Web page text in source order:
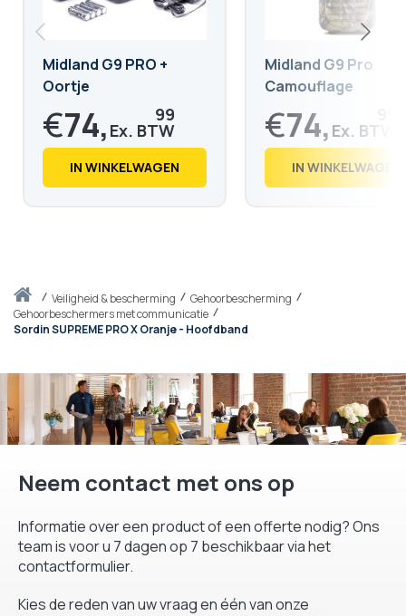
Thuisveiligheid & bescherming
Gehoorbescherming
Gehoorbeschermers met communicatie
Sordin SUPREME PRO X Oranje - Hoofdband
Midland G9 PRO +
Oortje
€74, 99
€ 90,
IN WINKELWAGEN
Midland G9 Pro
Camouflage
€74,
€ 90,
IN WINKELWAGEN
Neem contact met ons op
Informatie over een product of een offerte nodig? Ons
team is voor u 7 dagen op 7 beschikbaar via het
contactformulier.
Kies de reden van uw vraag en één van onze